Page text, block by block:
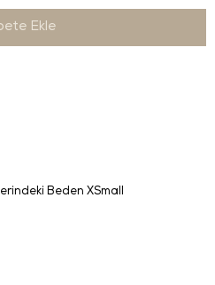
Beden XSmall